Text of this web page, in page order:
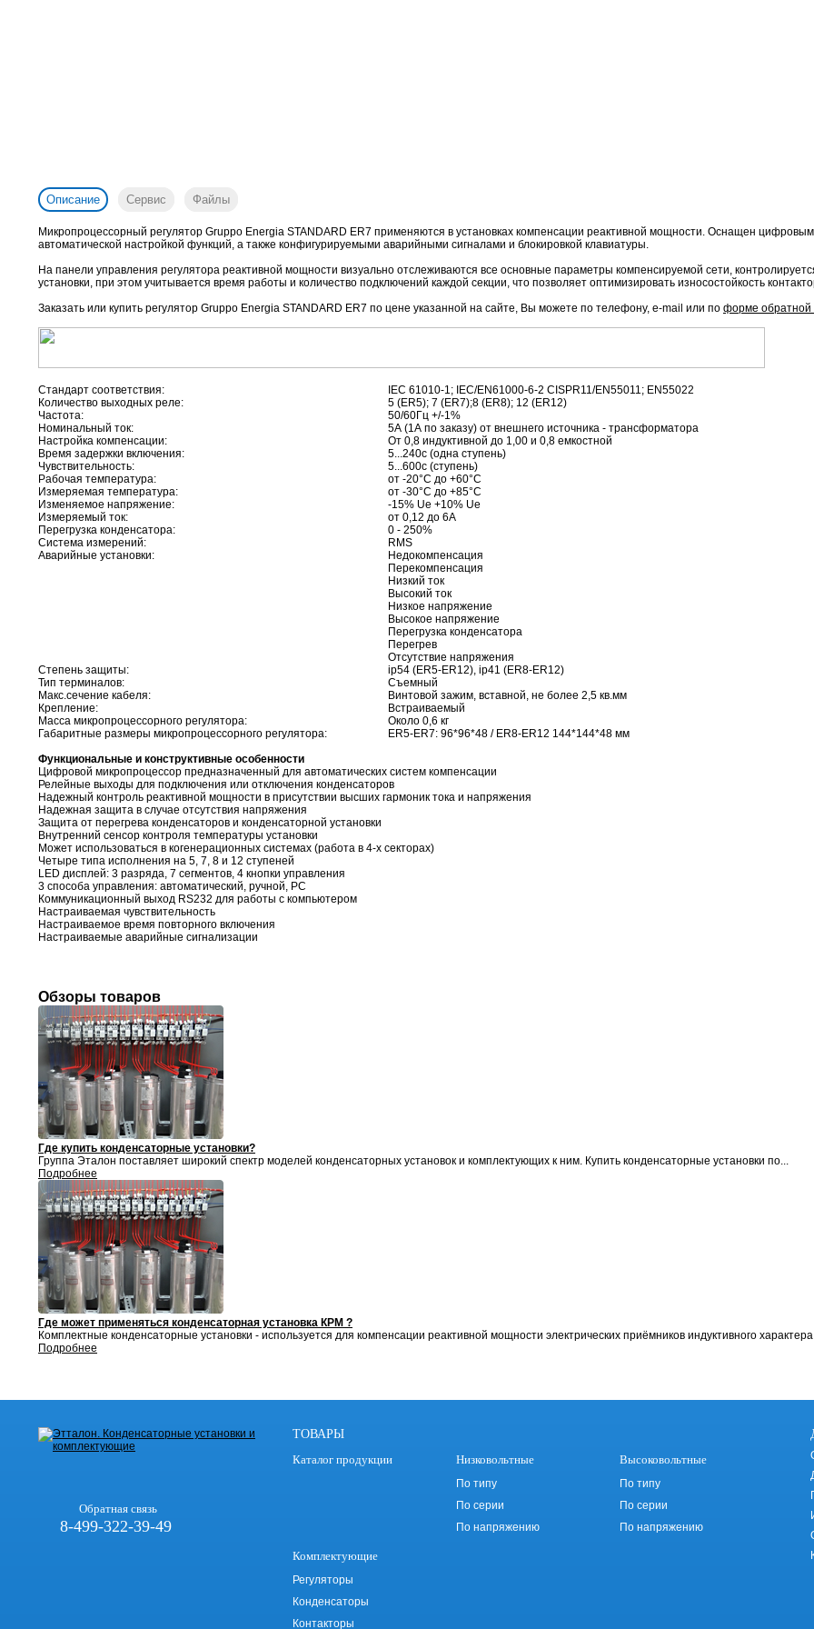
Описание Сервис Файлы
Микропроцессорный регулятор Gruppo Energia STANDARD ER7 применяются в установках компенсации реактивной мощности. Оснащен
автоматической настройкой функций, а также конфигурируемыми аварийными сигналами и блокировкой клавиатуры.
На панели управления регулятора реактивной мощности визуально отслеживаются все основные параметры компенсируемой сети,
установки, при этом учитывается время работы и количество подключений каждой секции, что позволяет оптимизировать износостойкость
Заказать или купить регулятор Gruppo Energia STANDARD ER7 по цене указанной на сайте, Вы можете по телефону, e-mail или по форме обратной
Стандарт соответствия:
IEC 61010-1; IEC/EN61000-6-2 CISPR11/EN55011; EN55022
Количество выходных реле:
5 (ER5); 7 (ER7);8 (ER8); 12 (ER12)
Частота:
50/60Гц +/-1%
Номинальный ток:
5А (1А по заказу) от внешнего источника - трансформатора
Настройка компенсации:
От 0,8 индуктивной до 1,00 и 0,8 емкостной
Время задержки включения:
5...240с (одна ступень)
Чувствительность:
5...600с (ступень)
Рабочая температура:
от -20°C до +60°C
Измеряемая температура:
от -30°C до +85°C
Изменяемое напряжение:
-15% Ue +10% Ue
Измеряемый ток:
от 0,12 до 6А
Перегрузка конденсатора:
0 - 250%
Система измерений:
RMS
Аварийные установки:
Недокомпенсация
Перекомпенсация
Низкий ток
Высокий ток
Низкое напряжение
Высокое напряжение
Перегрузка конденсатора
Перегрев
Отсутствие напряжения
Степень защиты:
ip54 (ER5-ER12), ip41 (ER8-ER12)
Тип терминалов:
Съемный
Макс.сечение кабеля:
Винтовой зажим, вставной, не более 2,5 кв.мм
Крепление:
Встраиваемый
Масса микропроцессорного регулятора:
Около 0,6 кг
Габаритные размеры микропроцессорного регулятора:
ER5-ER7: 96*96*48 / ER8-ER12 144*144*48 мм
Функциональные и конструктивные особенности
Цифровой микропроцессор предназначенный для автоматических систем компенсации
Релейные выходы для подключения или отключения конденсаторов
Надежный контроль реактивной мощности в присутствии высших гармоник тока и напряжения
Надежная защита в случае отсутствия напряжения
Защита от перегрева конденсаторов и конденсаторной установки
Внутренний сенсор контроля температуры установки
Может использоваться в когенерационных системах (работа в 4-х секторах)
Четыре типа исполнения на 5, 7, 8 и 12 ступеней
LED дисплей: 3 разряда, 7 сегментов, 4 кнопки управления
3 способа управления: автоматический, ручной, PC
Коммуникационный выход RS232 для работы с компьютером
Настраиваемая чувствительность
Настраиваемое время повторного включения
Настраиваемые аварийные сигнализации
Обзоры товаров
Где купить конденсаторные установки?
Группа Эталон поставляет широкий спектр моделей конденсаторных установок и комплектующих к ним. Купить конденсаторные установки по...
Подробнее
Где может применяться конденсаторная установка КРМ ?
Комплектные конденсаторные установки - используется для компенсации реактивной мощности электрических приёмников индуктивного
Подробнее
Обратная связь
8-499-322-39-49
ТОВАРЫ
Каталог продукции
Низковольтные
По типу
По серии
По напряжению
Высоковольтные
По типу
По серии
По напряжению
Комплектующие
Регуляторы
Конденсаторы
Контакторы